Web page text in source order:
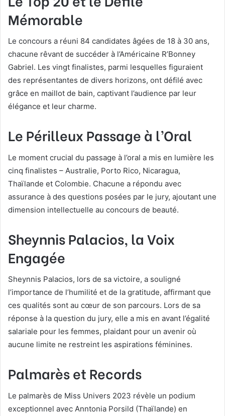
Mémorable
Le concours a réuni 84 candidates âgées de 18 à 30 ans,
chacune rêvant de succéder à l’Américaine R’Bonney
Gabriel. Les vingt finalistes, parmi lesquelles figuraient
des représentantes de divers horizons, ont défilé avec
grâce en maillot de bain, captivant l’audience par leur
élégance et leur charme.
Le Périlleux Passage à l’Oral
Le moment crucial du passage à l’oral a mis en lumière les
cinq finalistes – Australie, Porto Rico, Nicaragua,
Thaïlande et Colombie. Chacune a répondu avec
assurance à des questions posées par le jury, ajoutant une
dimension intellectuelle au concours de beauté.
Sheynnis Palacios, la Voix
Engagée
Sheynnis Palacios, lors de sa victoire, a souligné
l’importance de l’humilité et de la gratitude, affirmant que
ces qualités sont au cœur de son parcours. Lors de sa
réponse à la question du jury, elle a mis en avant l’égalité
salariale pour les femmes, plaidant pour un avenir où
aucune limite ne restreint les aspirations féminines.
Palmarès et Records
Le palmarès de Miss Univers 2023 révèle un podium
exceptionnel avec Anntonia Porsild (Thaïlande) en